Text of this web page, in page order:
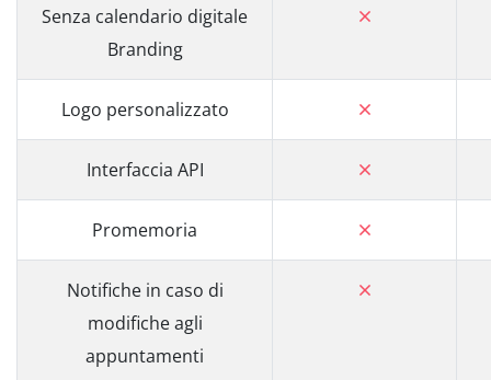
Senza calendario digitale
Branding
Logo personalizzato
Interfaccia API
Promemoria
Notifiche in caso di
modifiche agli
appuntamenti